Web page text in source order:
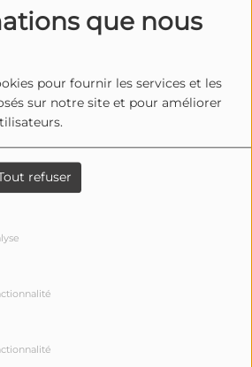
que nous
pour fournir les services et les
sur notre site et pour améliorer
refuser
Oléron : le député de Royan-
prochaine d'un scanner à
l'hôpital
Fort Boyard : cinquante places
à gagner pour visiter en
exception le monument
Fayette" toujours à flots :